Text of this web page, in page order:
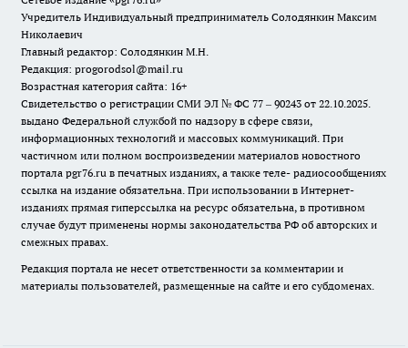
Учредитель Индивидуальный предприниматель Солодянкин Максим
Николаевич
Главный редактор: Солодянкин М.Н.
Редакция: progorodsol@mail.ru
Возрастная категория сайта: 16+
Свидетельство о регистрации СМИ ЭЛ № ФС 77 – 90243 от 22.10.2025.
выдано Федеральной службой по надзору в сфере связи,
информационных технологий и массовых коммуникаций. При
частичном или полном воспроизведении материалов новостного
портала pgr76.ru в печатных изданиях, а также теле- радиосообщениях
ссылка на издание обязательна. При использовании в Интернет-
изданиях прямая гиперссылка на ресурс обязательна, в противном
случае будут применены нормы законодательства РФ об авторских и
смежных правах.
Редакция портала не несет ответственности за комментарии и
материалы пользователей, размещенные на сайте и его субдоменах.